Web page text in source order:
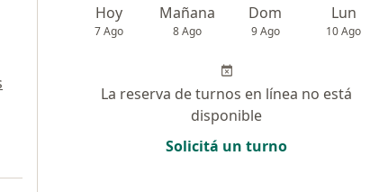
Hoy
7 Ago
Mañana
8 Ago
Dom
9 Ago
Lun
10 Ago
La reserva de turnos en línea no está
disponible
Solicitá un turno